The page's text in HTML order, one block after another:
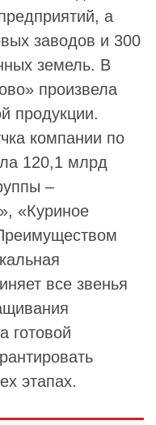
а
заводов и 300
земель. В
произвела
продукции.
компании по
120,1 млрд
–
«Куриное
все звенья
готовой
этапах.